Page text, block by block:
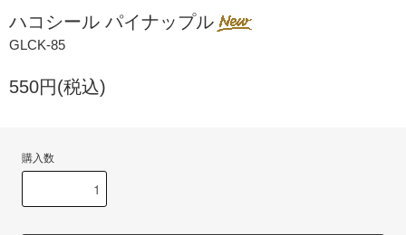
ハコシール パイナップル
GLCK-85
550円(税込)
購入数